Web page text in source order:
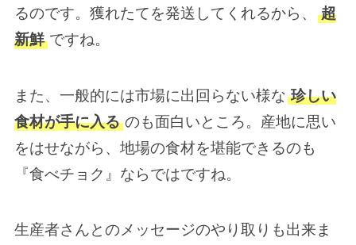
るのです。獲れたてを発送してくれるから、
超
新鮮 ですね。
また、一般的には市場に出回らない様な 珍しい
食材が手に入る のも面白いところ。産地に思い
をはせながら、地場の食材を堪能できるのも
『食べチョク』ならではですね。
生産者さんとのメッセージのやり取りも出来ま